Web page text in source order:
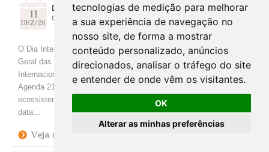
tecnologias de medição para melhorar
a sua experiência de navegação no
nosso site, de forma a mostrar
conteúdo personalizado, anúncios
direcionados, analisar o tráfego do site
e entender de onde vêm os visitantes.
OK
Alterar as minhas preferências
11
DEZ/26
Dia Internacional das Montanhas
O Dia Internacional das Montanhas foi instituído pela Assembleia
Geral das Nações Unidas em 2003, após a declaração do Ano
Internacional das Montanhas em 2002, com base no capítulo 13 da
Agenda 21, que reconheceu a necessidade de proteger
ecossistemas frágeis e as populações que vivem nas montanhas. A
data...
Veja mais